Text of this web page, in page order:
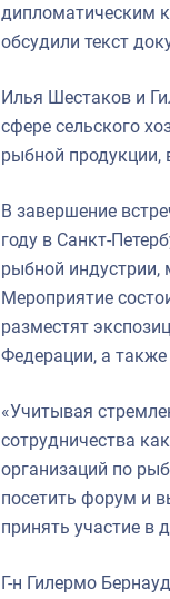
дипломатическим
обсудили текст
Илья Шестаков и
сфере сельского
рыбной продукции,
В завершение
году в Санкт-
рыбной индустрии,
Мероприятие
разместят
Федерации, а
«Учитывая
сотрудничества
организаций по
посетить форум и
принять участие в
Г-н Гилермо